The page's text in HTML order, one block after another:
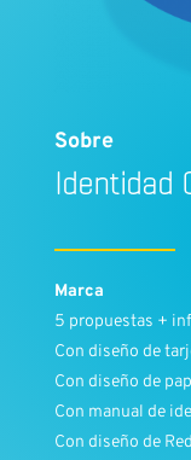
Sobre
Identidad
Marca
5 propuestas +
Con diseño de
Con diseño de
Con manual de
Con diseño de